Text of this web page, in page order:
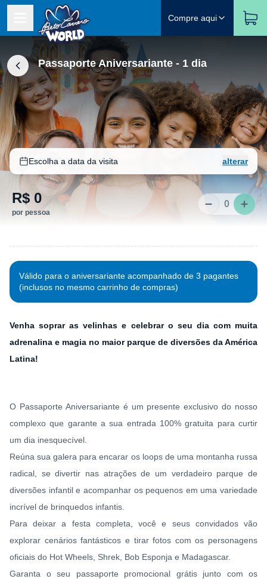
Compre aqui
Passaporte Aniversariante - 1 dia
Escolha a data da visita alterar
R$ 0
por pessoa
0
Válido para o aniversariante acompanhado de 3 pagantes
(inclusos no mesmo carrinho de compras)
Venha soprar as velinhas e celebrar o seu dia com muita
adrenalina e magia no maior parque de diversões da América
Latina!
O Passaporte Aniversariante é um presente exclusivo do nosso
complexo que garante a sua entrada 100% gratuita para curtir
um dia inesquecível.
Reúna sua galera para encarar os loops de uma montanha russa
radical, se divertir nas atrações de um verdadeiro parque de
diversões infantil e acompanhar os pequenos em uma variedade
incrível de brinquedos infantis.
Para deixar a festa completa, você e seus convidados vão
explorar cenários fantásticos e tirar fotos com os personagens
oficiais do Hot Wheels, Shrek, Bob Esponja e Madagascar.
Garanta o seu passaporte promocional grátis junto com os